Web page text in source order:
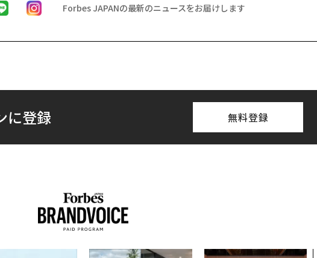
Forbes JAPANの最新のニュースをお届けします
に登録 無料登録